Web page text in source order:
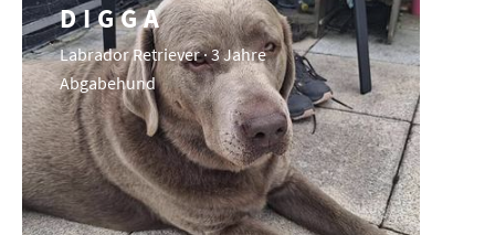
DIGGA
Labrador Retriever · 3 Jahre
Abgabehund